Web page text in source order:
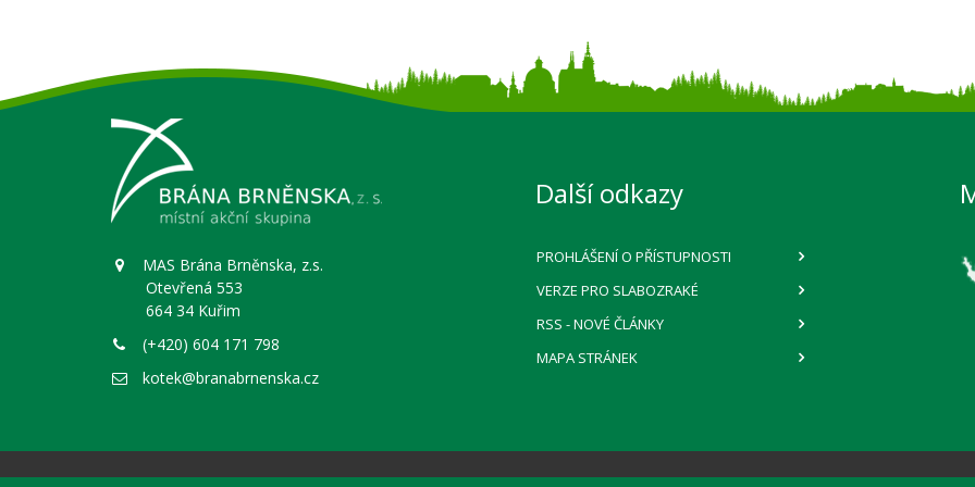
MAS Brána Brněnska, z.s.
Otevřená 553
664 34 Kuřim
(+420) 604 171 798
kotek@branabrnenska.cz
Další odkazy
PROHLÁŠENÍ O PŘÍSTUPNOSTI
VERZE PRO SLABOZRAKÉ
RSS - NOVÉ ČLÁNKY
MAPA STRÁNEK